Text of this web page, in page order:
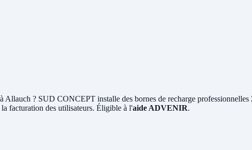
à Allauch ? SUD CONCEPT installe des bornes de recharge professionnelles
facturation des utilisateurs. Éligible à l'aide ADVENIR.